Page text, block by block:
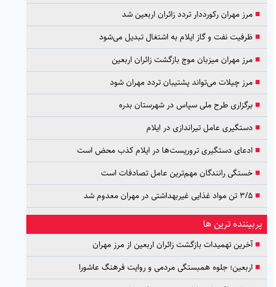
■مرز مهران رکورددار تردد زائران اربعین شد
■ظرفیت نفت و گاز ایلام به اشتغال تبدیل می‌شود
■مرز مهران میزبان موج بازگشت زائران اربعین
■مرز چیلات می‌تواند پشتیبان تردد مهران شود
■برگزاری طرح ملی سپاس در شهرستان بدره
■دستگیری عامل تیراندازی در ایلام
■ ادعای دستگیری تروریست‌ها در ایلام کذب محض است
■خستگی رانندگان مهم‌ترین عامل تصادفات است
■۳/۵ تن مواد غذایی غیربهداشتی در مهران معدوم شد
پربیننده ترین ها
■آخرین تهمیدات بازگشت زائران اربعین از مرز مهران
■ اربعین؛ جلوه همبستگی مردمی و روایت فرهنگ عاشورا